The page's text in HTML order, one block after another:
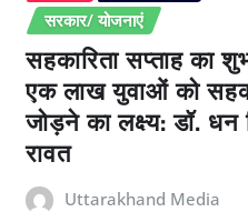
सरकार/ योजनाएं
सहकारिता सप्ताह का
एक लाख युवाओं को
जोड़ने का लक्ष्य: डॉ.
रावत
Uttarakhand Media